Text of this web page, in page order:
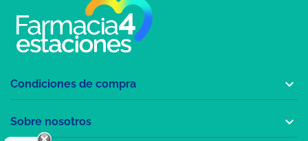
Condiciones de compra 
Sobre nosotros 